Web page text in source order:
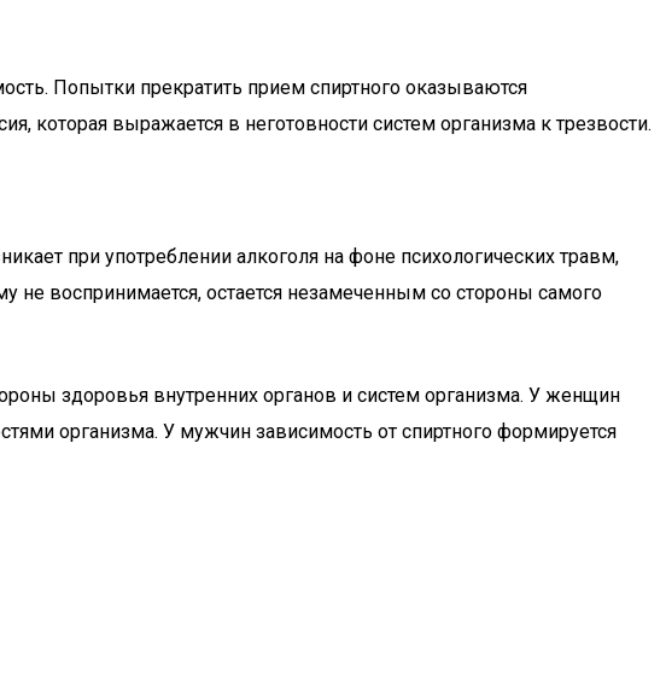
Попытки прекратить прием спиртного оказываются
которая выражается в неготовности систем организма к трезвости.
при употреблении алкоголя на фоне психологических травм,
не воспринимается, остается незамеченным со стороны самого
здоровья внутренних органов и систем организма. У женщин
организма. У мужчин зависимость от спиртного формируется